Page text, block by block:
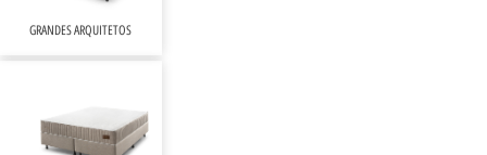
GRANDES ARQUITETOS